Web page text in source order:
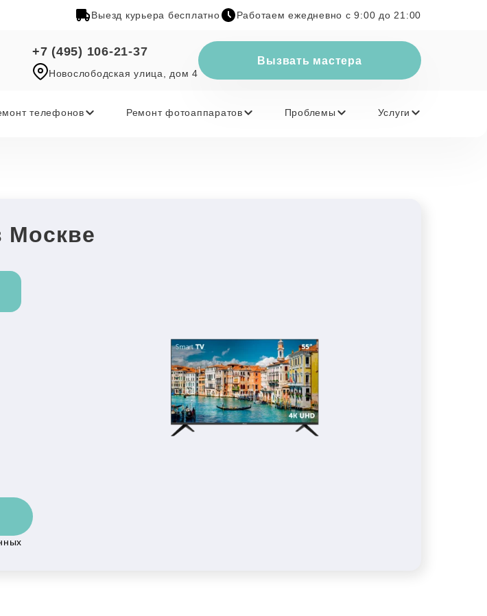
Выезд курьера бесплатно Работаем ежедневно с 9:00 до 21:00
+7 (495) 106-21-37
Новослободская улица, дом 4
Вызвать мастера
телефонов Ремонт фотоаппаратов Проблемы Услуги
Москве